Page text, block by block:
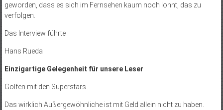
geworden, dass es sich im Fernsehen kaum noch lohnt, das zu
verfolgen.
Das Interview führte
Hans Rueda
Einzigartige Gelegenheit für unsere Leser
Golfen mit den Superstars
Das wirklich Außergewöhnliche ist mit Geld allein nicht zu haben.